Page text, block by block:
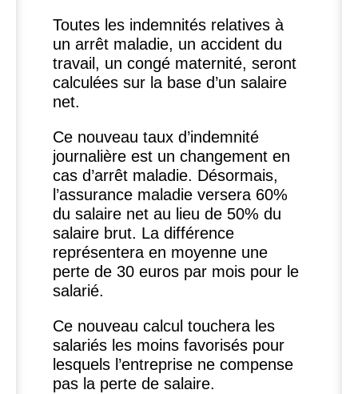
Toutes les indemnités relatives à
un arrêt maladie, un accident du
travail, un congé maternité, seront
calculées sur la base d’un salaire
net.
Ce nouveau taux d’indemnité
journalière est un changement en
cas d’arrêt maladie. Désormais,
l’assurance maladie versera 60%
du salaire net au lieu de 50% du
salaire brut. La différence
représentera en moyenne une
perte de 30 euros par mois pour le
salarié.
Ce nouveau calcul touchera les
salariés les moins favorisés pour
lesquels l’entreprise ne compense
pas la perte de salaire.